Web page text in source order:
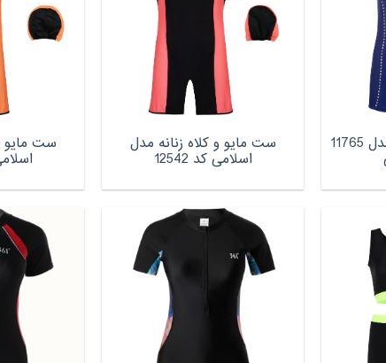
ست مایو و کلاه زنانه مدل 11765 ست مایو و کلاه زنانه مدل
اسلامی کد 12542
ست مایو
اسلامی